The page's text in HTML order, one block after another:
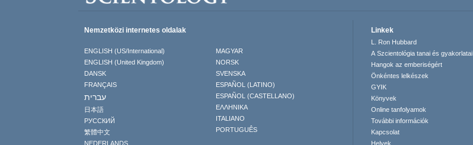
Nemzetközi internetes oldalak
ENGLISH (US/International)
ENGLISH (United Kingdom)
DANSK
FRANÇAIS
עברית
日本語
РУССКИЙ
繁體中文
NEDERLANDS
MAGYAR
NORSK
SVENSKA
ESPAÑOL (LATINO)
ESPAÑOL (CASTELLANO)
ΕΛΛΗΝΙΚA
ITALIANO
PORTUGUÊS
Linkek
L. Ron Hubbard
A Szcientológia tanai és gyakorlatai
Hangok az emberiségért
Önkéntes lelkészek
GYIK
Könyvek
Online tanfolyamok
További információk
Kapcsolat
Helyek